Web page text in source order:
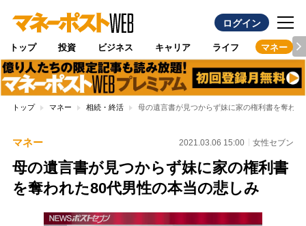
ログイン
トップ 投資 ビジネス キャリア ライフ マネー
トップ マネー 相続・終活 母の遺言書が見つからず妹に家の権利書を奪わ
マネー 2021.03.06 15:00 女性セブン
母の遺言書が見つからず妹に家の権利書
を奪われた80代男性の本当の悲しみ